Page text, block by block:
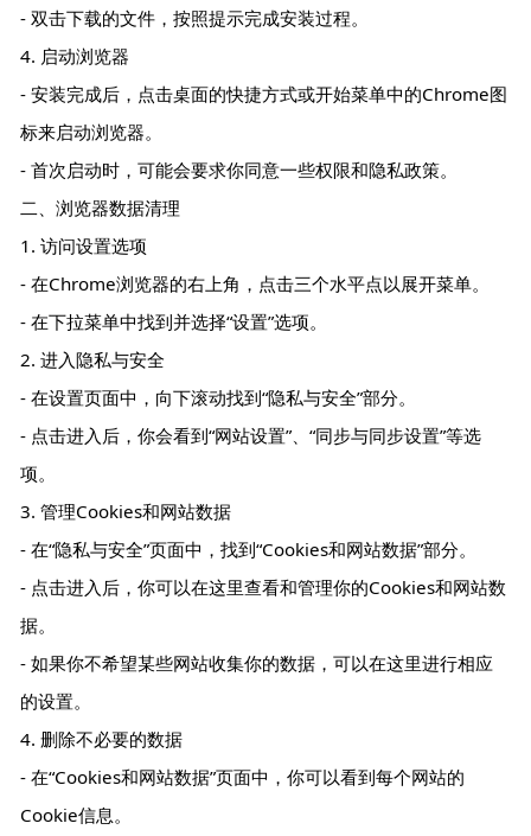
- 双击下载的文件，按照提示完成安装过程。
4. 启动浏览器
- 安装完成后，点击桌面的快捷方式或开始菜单中的Chrome图
标来启动浏览器。
- 首次启动时，可能会要求你同意一些权限和隐私政策。
二、浏览器数据清理
1. 访问设置选项
- 在Chrome浏览器的右上角，点击三个水平点以展开菜单。
- 在下拉菜单中找到并选择“设置”选项。
2. 进入隐私与安全
- 在设置页面中，向下滚动找到“隐私与安全”部分。
- 点击进入后，你会看到“网站设置”、“同步与同步设置”等选
项。
3. 管理Cookies和网站数据
- 在“隐私与安全”页面中，找到“Cookies和网站数据”部分。
- 点击进入后，你可以在这里查看和管理你的Cookies和网站数
据。
- 如果你不希望某些网站收集你的数据，可以在这里进行相应
的设置。
4. 删除不必要的数据
- 在“Cookies和网站数据”页面中，你可以看到每个网站的
Cookie信息。